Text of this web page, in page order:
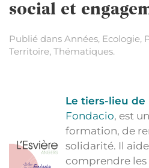
social et
Publié dans Années, Ecologie,
Territoire, Thématiques.
Le tiers-lieu de
Fondacio, est
formation, de
solidarité. Il
comprendre les